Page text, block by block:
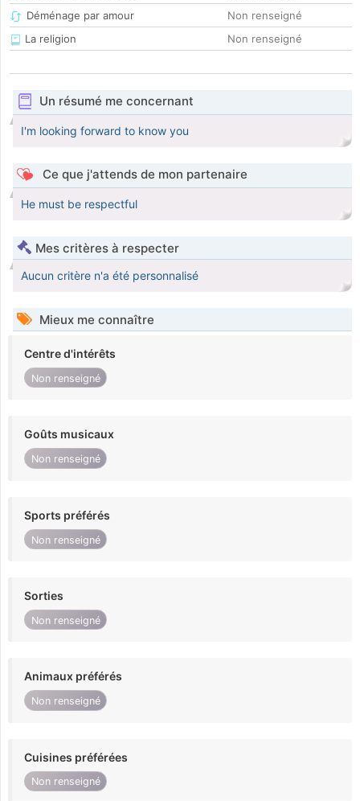
Déménage par amour
Non renseigné
La religion
Non renseigné
Un résumé me concernant
I'm looking forward to know you
Ce que j'attends de mon partenaire
He must be respectful
Mes critères à respecter
Aucun critère n'a été personnalisé
Mieux me connaître
Centre d'intérêts
Non renseigné
Goûts musicaux
Non renseigné
Sports préférés
Non renseigné
Sorties
Non renseigné
Animaux préférés
Non renseigné
Cuisines préférées
Non renseigné